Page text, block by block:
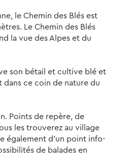
le Chemin des Blés est
Le Chemin des Blés
la vue des Alpes et du
son bétail et cultive blé et
ce coin de nature du
Points de repère, de
les trouverez au village
également d'un point info-
de balades en